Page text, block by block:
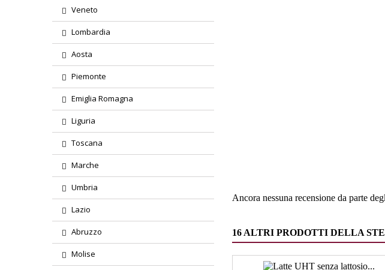
Veneto
Lombardia
Aosta
Piemonte
Emiglia Romagna
Liguria
Toscana
Marche
Umbria
Lazio
Abruzzo
Molise
Ancora nessuna recensione da parte
16 ALTRI PRODOTTI DELLA